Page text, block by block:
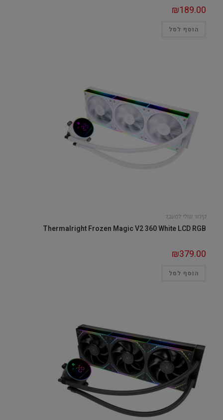
₪189.00
הוסף לסל
קירור נוזלי למעבד
Thermalright Frozen Magic V2 360 White LCD RGB
₪379.00
הוסף לסל